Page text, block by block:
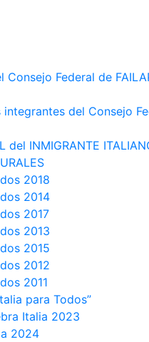
Consejo Federal de
del Consejo
del INMIGRANTE
2018
2014
2017
2013
2015
2012
2011
para Todos”
Italia 2023
2024